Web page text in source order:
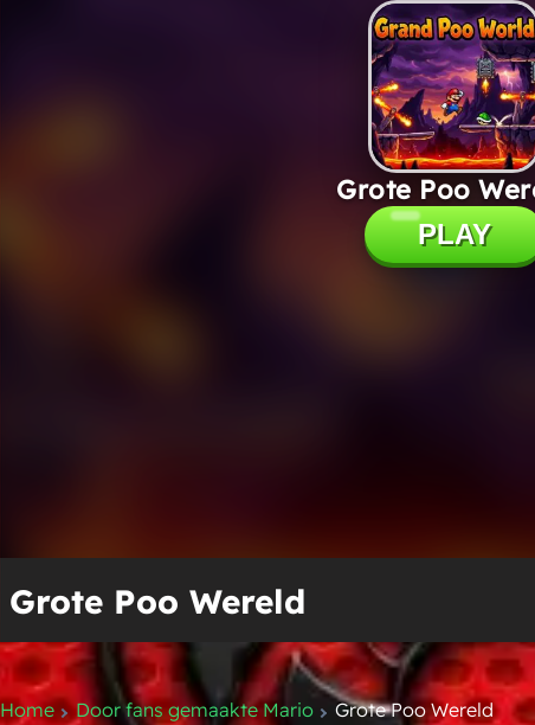
Grote Poo Wereld
Home Door fans gemaakte Mario
Grote Poo Wereld